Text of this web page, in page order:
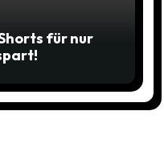
für nur